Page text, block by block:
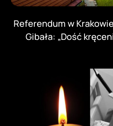
Referendum w
Gibała: „Dość